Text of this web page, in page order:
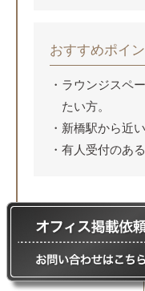
おすすめポイン
ラウンジスペ
たい方。
新橋駅から近
有人受付のあ
詳